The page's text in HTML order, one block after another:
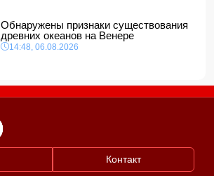
Обнаружены признаки существования
древних океанов на Венере
14:48, 06.08.2026
Контакт